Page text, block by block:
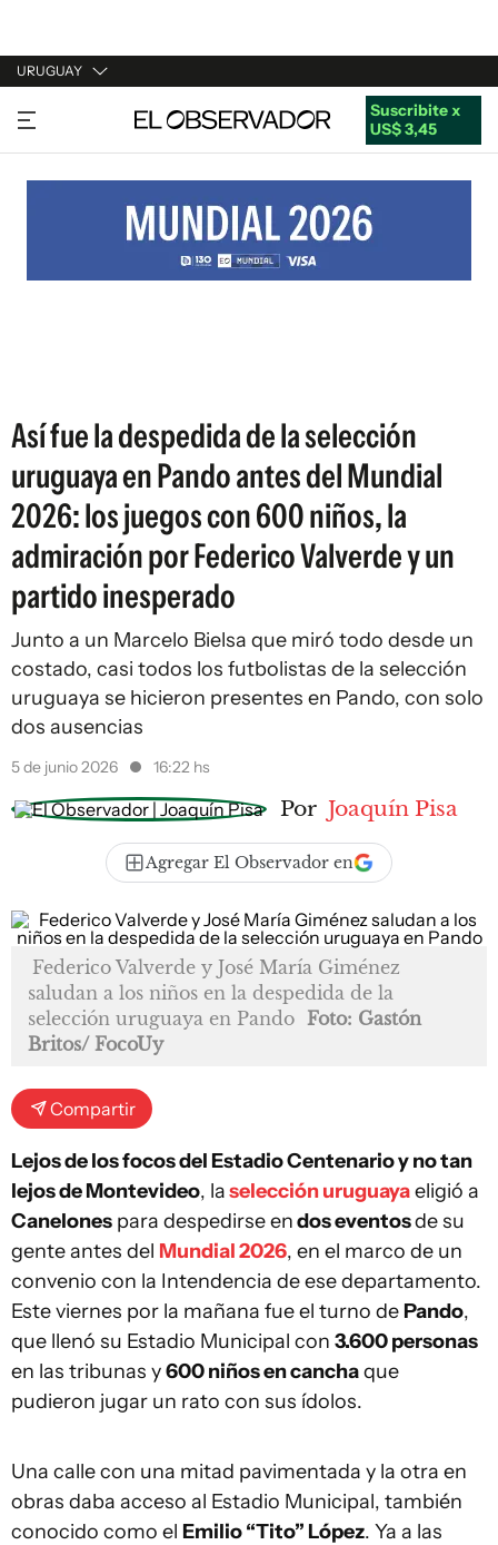
URUGUAY
URUGUAY
ARGENTINA
ESTADOS UNIDOS
Suscribite x
US$ 3,45
Así fue la despedida de la selección
uruguaya en Pando antes del Mundial
2026: los juegos con 600 niños, la
admiración por Federico Valverde y un
partido inesperado
Junto a un Marcelo Bielsa que miró todo desde un
costado, casi todos los futbolistas de la selección
uruguaya se hicieron presentes en Pando, con solo
dos ausencias
5 de junio 2026 16:22 hs
Por Joaquín Pisa
Agregar El Observador en
Federico Valverde y José María Giménez
saludan a los niños en la despedida de la
selección uruguaya en Pando Foto: Gastón
Britos/ FocoUy
Compartir
Lejos de los focos del Estadio Centenario y no tan
lejos de Montevideo, laselección uruguayaeligió a
Canelones para despedirse endos eventosde su
gente antes del Mundial 2026, en el marco de un
convenio con la Intendencia de ese departamento.
Este viernes por la mañana fue el turno de Pando,
que llenó su Estadio Municipal con 3.600 personas
en las tribunas y600 niños en canchaque
pudieron jugar un rato con sus ídolos.
Una calle con una mitad pavimentada y la otra en
obras daba acceso al Estadio Municipal, también
conocido como el Emilio “Tito” López. Ya a las